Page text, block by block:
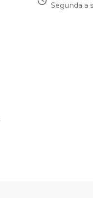
Segunda a